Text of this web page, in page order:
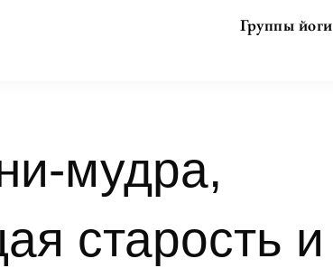
Группы йоги
мудра,
старость и